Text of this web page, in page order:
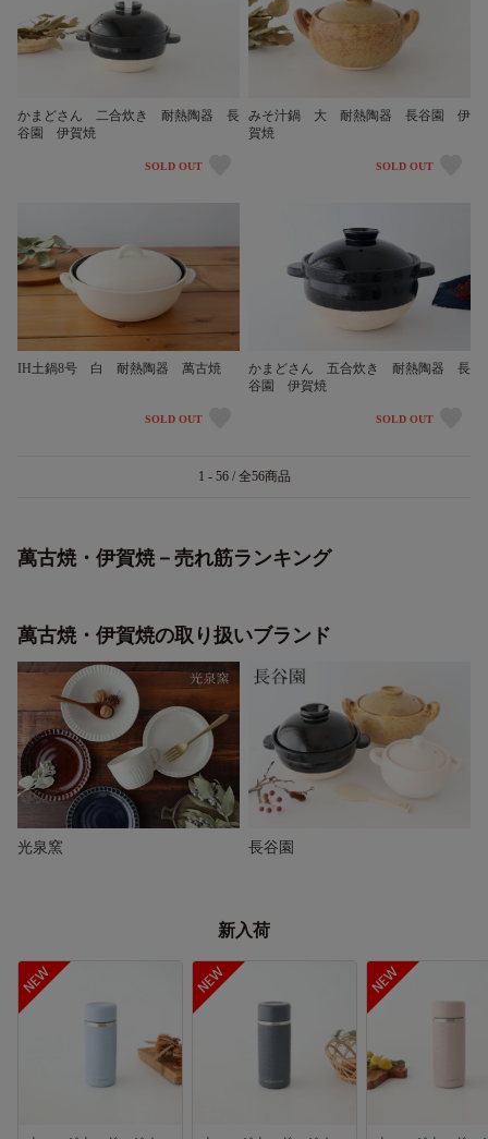
かまどさん 二合炊き 耐熱陶器 長
谷園 伊賀焼
SOLD OUT
みそ汁鍋 大 耐熱陶器 長谷園 伊
賀焼
SOLD OUT
IH土鍋8号 白 耐熱陶器 萬古焼
SOLD OUT
かまどさん 五合炊き 耐熱陶器 長
谷園 伊賀焼
SOLD OUT
1 - 56 / 全56商品
萬古焼・伊賀焼－売れ筋ランキング
萬古焼・伊賀焼の取り扱いブランド
光泉窯 長谷園
新入荷